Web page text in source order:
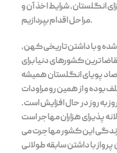
انگلستان، شرایط اخذ آن و
مراحل اقدام بپردازیم.
و با داشتن تاریخی کهن،
ترین کشورهای دنیا برای
پویای انگلستان همیشه
بوده و از همین رو مراودات
به روز در حال افزایش است.
پذیرای هزاران مهاجر است
زندگی این کشور مهاجرت می
با داشتن سابقه طولانی